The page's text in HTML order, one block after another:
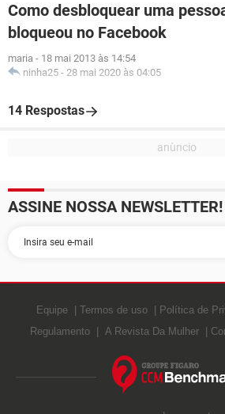
Como desbloquear uma
bloqueou no Facebook
maria - 18 mai 2013 às 14:54
ninha25 - 28 mai 2020 às 04:05
14 Respostas
ASSINE NOSSA NEWSLETTER!
Equipe Termos de uso Política de
Regulamento
A Revista Da Mulher